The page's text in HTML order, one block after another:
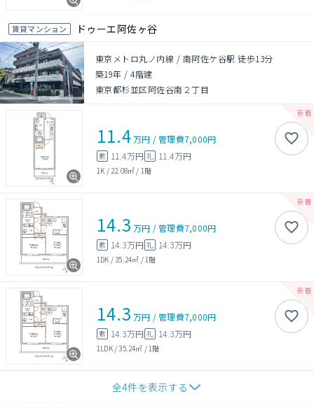
賃貸マンション ドゥーエ阿佐ヶ谷
東京メトロ丸ノ内線 / 南阿佐ケ谷駅 徒歩13分
築19年 /4階建
東京都杉並区阿佐谷南２丁目
11.4万円 /管理費7,000円
敷 11.4万円 礼 11.4万円
1K / 22.08㎡ / 1階
14.3 万円 /管理費7,000円
敷 14.3万円 礼 14.3万円
1DK /35.24㎡ / 1階
14.3 万円 /管理費7,000円
敷 14.3万円 礼 14.3万円
1LDK/35.24㎡ / 1階
全4件を表示する